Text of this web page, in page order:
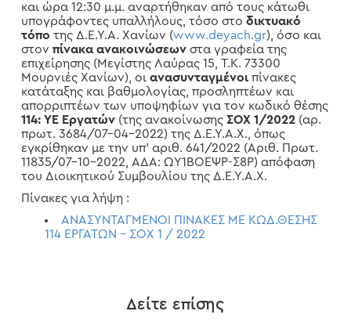
και ώρα 12:30 μ.μ. αναρτήθηκαν από τους κάτωθι
υπογράφοντες υπαλλήλους, τόσο στο δικτυακό
τόπο της Δ.Ε.Υ.Α. Χανίων (www.deyach.gr), όσο και
στον πίνακα ανακοινώσεωνστα γραφεία της
επιχείρησης (Μεγίστης Λαύρας 15, Τ.Κ. 73300
Μουρνιές Χανίων), οι ανασυνταγμένοιπίνακες
κατάταξης και βαθμολογίας, προσληπτέων και
απορριπτέων των υποψηφίων για τον κωδικό θέσης
114: ΥΕ Εργατών (της ανακοίνωσης ΣΟΧ 1/2022 (αρ.
πρωτ. 3684/07-04-2022) της Δ.Ε.Υ.Α.Χ., όπως
εγκρίθηκαν με την υπ’ αριθ. 641/2022 (Αριθ. Πρωτ.
11835/07-10-2022, ΑΔΑ: ΩΥ1ΒΟΕΨΡ-Σ8Ρ) απόφαση
του Διοικητικού Συμβουλίου της Δ.Ε.Υ.Α.Χ.
Πίνακες για λήψη :
ΑΝΑΣΥΝΤΑΓΜΕΝΟΙ ΠΙΝΑΚΕΣ ΜΕ ΚΩΔ.ΘΕΣΗΣ
114 ΕΡΓΑΤΩΝ – ΣΟΧ 1 / 2022
Δείτε επίσης